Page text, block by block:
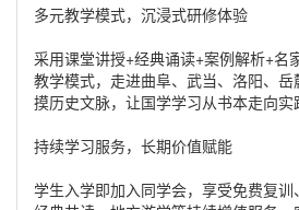
多元教学模式，沉浸式研修体验
采用课堂讲授+经典诵读+案例解析+名
教学模式，走进曲阜、武当、洛阳、
摸历史文脉，让国学学习从书本走向实
持续学习服务，长期价值赋能
学生入学即加入同学会，享受免费复